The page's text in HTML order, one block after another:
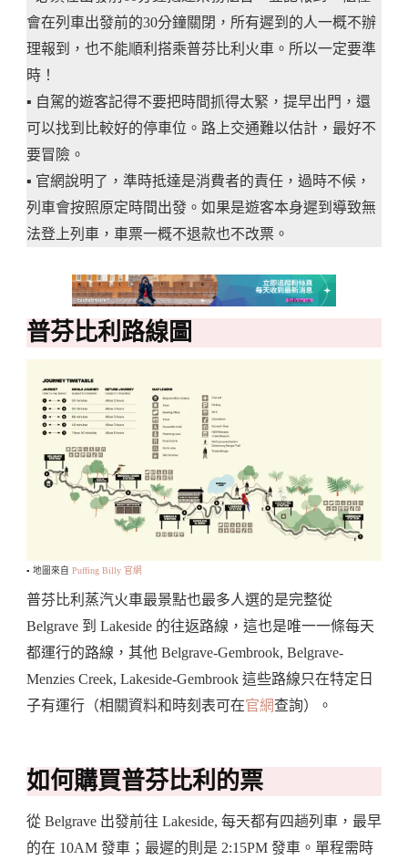
會在列車出發前的30分鐘關閉，所有遲到的人一概不辦
理報到，也不能順利搭乘普芬比利火車。所以一定要準
時！
▪️ 自駕的遊客記得不要把時間抓得太緊，提早出門，還
可以找到比較好的停車位。路上交通難以估計，最好不
要冒險。
▪️ 官網說明了，準時抵達是消費者的責任，過時不候，
列車會按照原定時間出發。如果是遊客本身遲到導致無
法登上列車，車票一概不退款也不改票。
普芬比利路線圖
▪️ 地圖來自 Puffing Billy 官網
普芬比利蒸汽火車最景點也最多人選的是完整從
Belgrave 到 Lakeside 的往返路線，這也是唯一一條每天
都運行的路線，其他 Belgrave-Gembrook, Belgrave-
Menzies Creek, Lakeside-Gembrook 這些路線只在特定日
子有運行（相關資料和時刻表可在官網查詢）。
如何購買普芬比利的票
從 Belgrave 出發前往 Lakeside, 每天都有四趟列車，最早
的在 10AM 發車；最遲的則是 2:15PM 發車。單程需時